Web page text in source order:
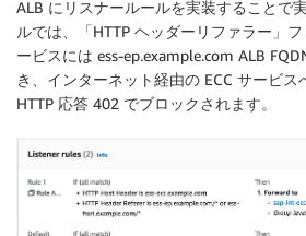
ALB にリスナールールを実装することで
ルでは、「HTTP ヘッダーリファラー」
ービスには ess-ep.example.com ALB
き、インターネット経由の ECC サービス
HTTP 応答 402 でブロックされます。